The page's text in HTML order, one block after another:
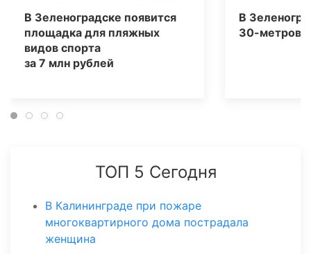
В Зеленоградске появится
площадка для пляжных
видов спорта
за 7 млн рублей
В
30-
ТОП 5 Сегодня
В Калининграде при пожаре
многоквартирного дома пострадала
женщина